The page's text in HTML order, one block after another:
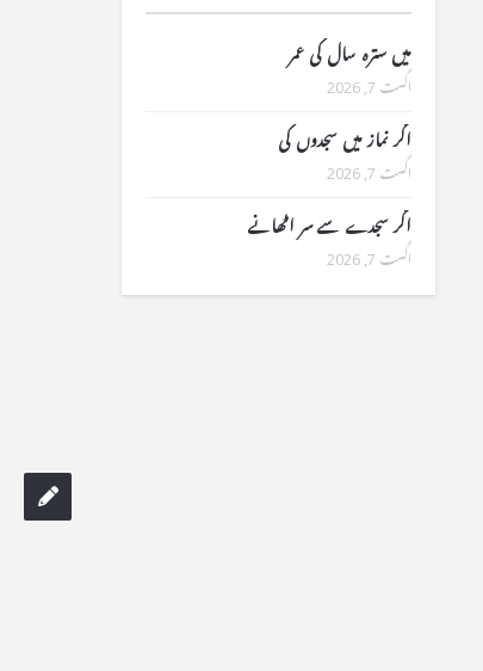
میں سترہ سال کی عمر
اگست 7, 2026
اگر نماز میں سجدوں کی
اگست 7, 2026
اگر سجدے سے سر اٹھانے
اگست 7, 2026